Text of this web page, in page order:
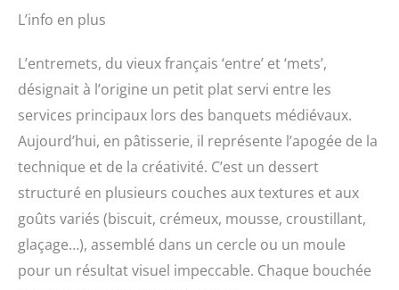
L’info en plus
L’entremets, du vieux français ‘entre’ et ‘mets’,
désignait à l’origine un petit plat servi entre les
services principaux lors des banquets médiévaux.
Aujourd’hui, en pâtisserie, il représente l’apogée de la
technique et de la créativité. C’est un dessert
structuré en plusieurs couches aux textures et aux
goûts variés (biscuit, crémeux, mousse, croustillant,
glaçage…), assemblé dans un cercle ou un moule
pour un résultat visuel impeccable. Chaque bouchée